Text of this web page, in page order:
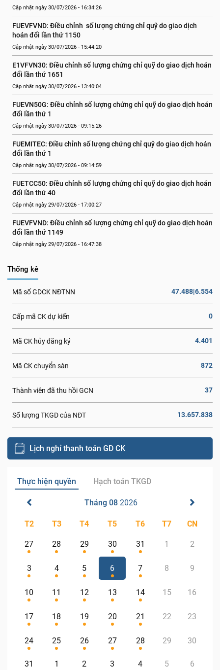
Cập nhật ngày 30/07/2026 - 16:34:26
FUEVFVND: Điều chỉnh  số lượng chứng chỉ quỹ do giao dịch
hoán đổi lần thứ 1150
Cập nhật ngày 30/07/2026 - 15:44:20
E1VFVN30: Điều chỉnh số lượng chứng chỉ quỹ do giao dịch hoán
đổi lần thứ 1651
Cập nhật ngày 30/07/2026 - 13:40:04
FUEVN50G: Điều chỉnh số lượng chứng chỉ quỹ do giao dịch hoán
đổi lần thứ 1
Cập nhật ngày 30/07/2026 - 09:15:26
FUEMITEC: Điều chỉnh số lượng chứng chỉ quỹ do giao dịch hoán
đổi lần thứ 1
Cập nhật ngày 30/07/2026 - 09:14:59
FUETCC50: Điều chỉnh số lượng chứng chỉ quỹ do giao dịch hoán
đổi lần thứ 40
Cập nhật ngày 29/07/2026 - 17:00:27
FUEVFVND: Điều chỉnh số lượng chứng chỉ quỹ do giao dịch hoán
đổi lần thứ 1149
Cập nhật ngày 29/07/2026 - 16:47:38
Thống kê
Mã số GDCK NĐTNN 47.488|6.554
Cấp mã CK dự kiến 0
Mã CK hủy đăng ký 4.401
Mã CK chuyển sàn 872
Thành viên đã thu hồi GCN 37
Số lượng TKGD của NĐT 13.657.838
Lịch nghỉ thanh toán GD CK
Thực hiện quyền Hạch toán TKGD
Tháng 08 2026
T2 T3 T4 T5 T6 T7 CN
27 28 29 30 31 1 2
3 4 5 6 7 8 9
10 11 12 13 14 15 16
17 18 19 20 21 22 23
24 25 26 27 28 29 30
31 1 2 3 4 5 6